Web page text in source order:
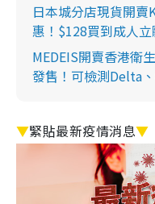
日本城分店現貨開
惠！$128買到成人
MEDEIS開賣香港衛
發售！可檢測Delta
▼緊貼最新疫情消息▼